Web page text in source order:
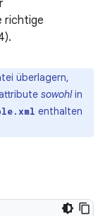
richtige
überlagern,
sowohlin
enthalten